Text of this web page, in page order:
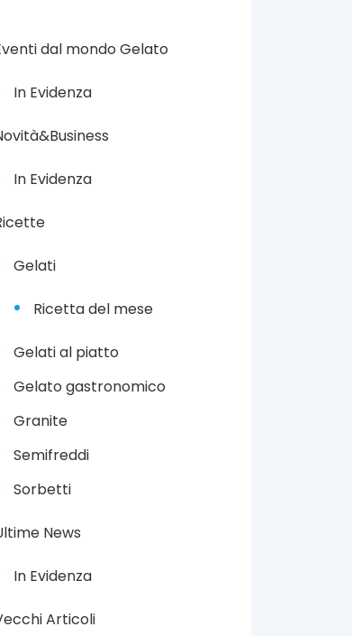
dal mondo Gelato
In Evidenza
In Evidenza
Gelati
Ricetta del mese
Gelati al piatto
Gelato gastronomico
Granite
Semifreddi
Sorbetti
News
In Evidenza
Articoli